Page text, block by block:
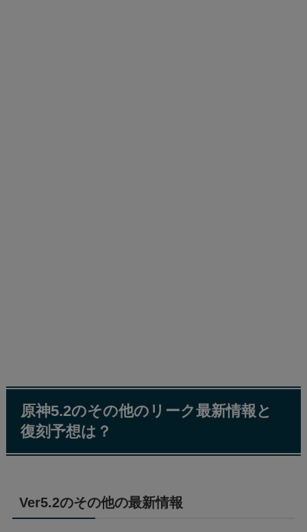
原神5.2のその他のリーク最新情報と
復刻予想は？
Ver5.2のその他の最新情報